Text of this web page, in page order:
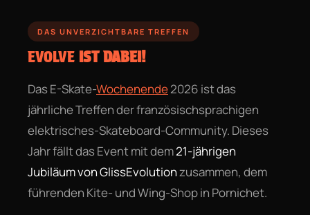
DAS UNVERZICHTBARE TREFFEN
EVOLVE IST DABEI!
Das E-Skate-Wochenende2026 ist das
jährliche Treffen der französischsprachigen
elektrisches-Skateboard-Community. Dieses
Jahr fällt das Event mit dem21-jährigen
Jubiläum von GlissEvolutionzusammen, dem
führenden Kite- und Wing-Shop in Pornichet.